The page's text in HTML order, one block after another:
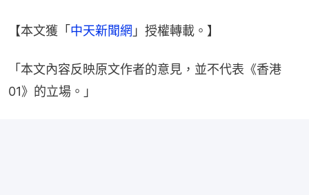
【本文獲「中天新聞網 」授權轉載。】
「本文內容反映原文作者的意見，並不代表《香港
01》的立場。」